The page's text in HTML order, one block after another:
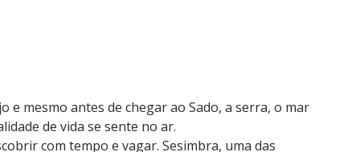
e mesmo antes de chegar ao Sado, a serra, o mar
de vida se sente no ar.
com tempo e vagar. Sesimbra, uma das